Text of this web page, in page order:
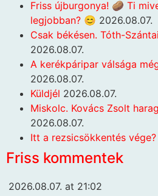
Friss újburgonya! 🥔 Ti
legjobban? 😊 2026.08.07.
Csak békésen. Tóth-
2026.08.07.
A kerékpáripar válsága
2026.08.07.
Küldjél 2026.08.07.
Miskolc. Kovács Zsolt
2026.08.07.
Itt a rezsicsökkentés vége?
Friss kommentek
2026.08.07. at 21:02